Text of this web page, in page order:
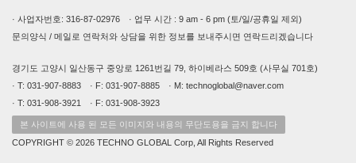
· 사업자번호: 316-87-02976 · 업무 시간 : 9 am - 6 pm (토/일/공휴일 제외)
문의양식 / 메일로 연락처와 상담을 위한 정보를 보내주시면 연락드리겠습니다
경기도 고양시 일산동구 중앙로 1261번길 79, 하이베라스 509호 (사무실 701호)
· T: 031-907-8883 · F: 031-907-8885 · M: technoglobal@naver.com
· T: 031-908-3921 · F: 031-908-3923
본 사이트에 사용 된 모든 이미지와 내용의 무단도용을 금지 합니다
COPYRIGHT © 2026 TECHNO GLOBAL Corp, All Rights Reserved